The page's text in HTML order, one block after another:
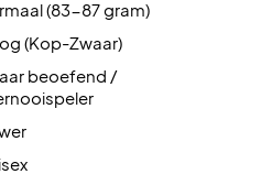
(83-87 gram)
(Kop-Zwaar)
beoefend /